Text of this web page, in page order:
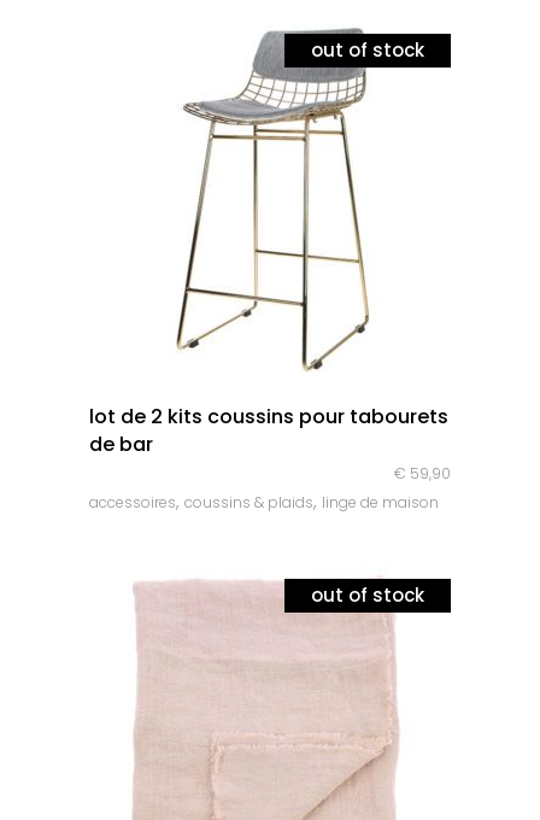
out of stock
lot de 2 kits coussins pour tabourets
de bar
€ 59,90
accessoires, coussins & plaids, linge de maison
out of stock